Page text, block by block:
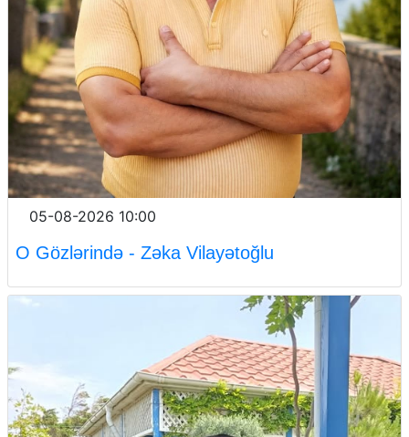
05-08-2026 10:00
O Gözlərində - Zəka Vilayətoğlu